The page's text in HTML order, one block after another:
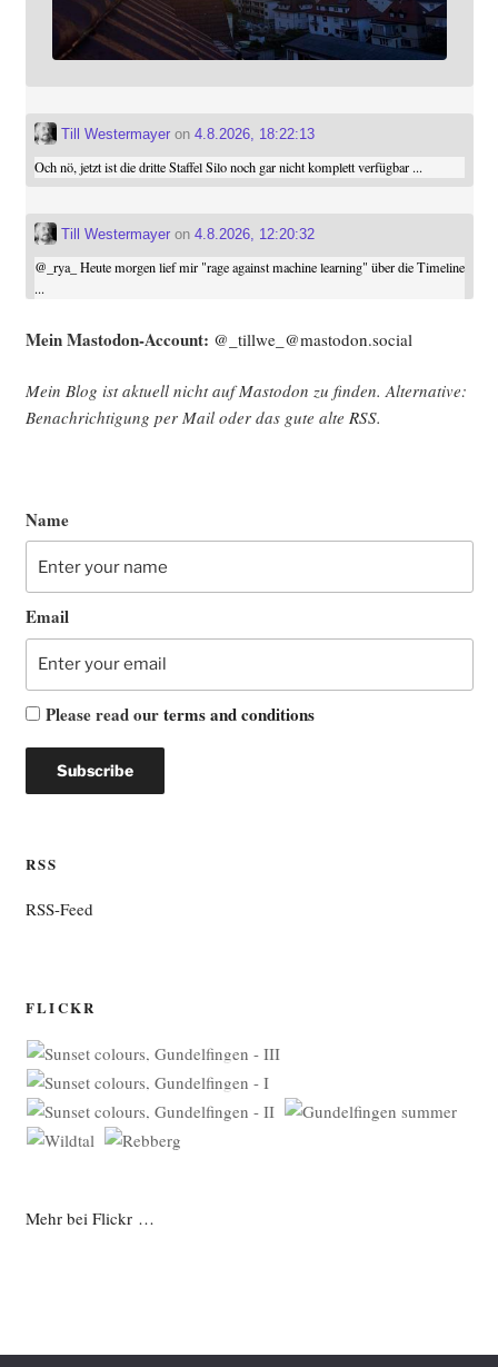
Till Westermayeron 4.8.2026, 18:22:13
Och nö, jetzt ist die dritte Staffel Silo noch gar nicht komplett verfügbar ...
Till Westermayeron 4.8.2026, 12:20:32
@ _rya_ Heute morgen lief mir "rage against machine learning" über die Timeline
...
Mein Mast­o­don-Account: @_tillwe_@mastodon.social
Mein Blog ist aktu­ell nicht auf Mast­o­don zu fin­den. Alter­na­ti­ve:
Benach­rich­ti­gung per Mail oder das gute alte RSS.
Name
Email
Please read ourterms and conditions
RSS
RSS-Feed
FLICKR
Mehr bei Flickr …